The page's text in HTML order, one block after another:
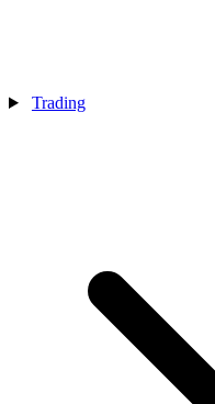
Trading